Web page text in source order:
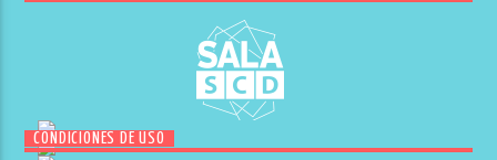
CONDICIONES DE USO